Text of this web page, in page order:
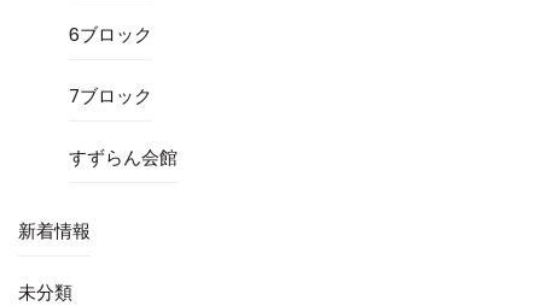
6ブロック
7ブロック
すずらん会館
新着情報
未分類